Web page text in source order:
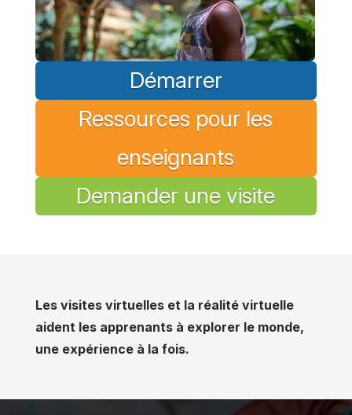
Démarrer
Ressources pour les
enseignants
Demander une visite
Les visites virtuelles et la réalité virtuelle
aident les apprenants à explorer le monde,
une expérience à la fois.